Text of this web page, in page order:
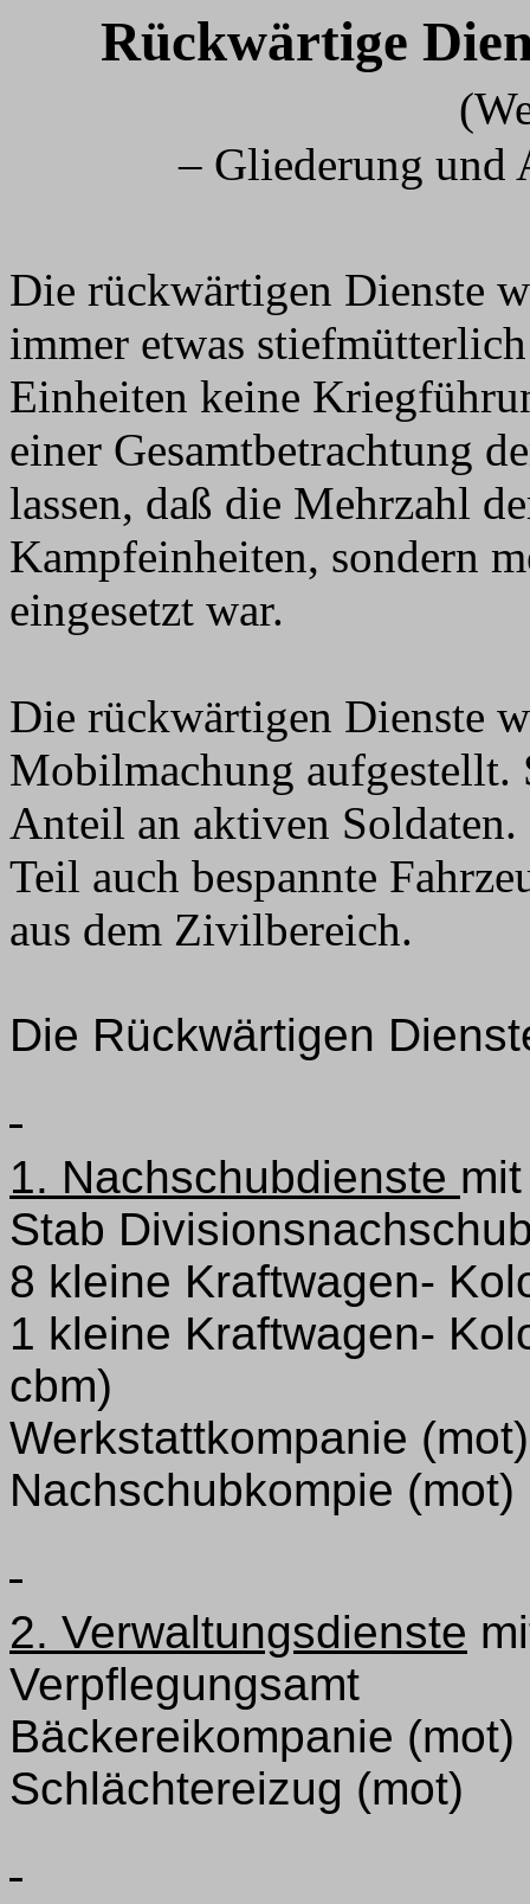
Rückwärtige
– Gliederung und
Die rückwärtigen Dienste
immer etwas
Einheiten keine
einer Gesamtbetrachtung
lassen, daß die Mehrzahl
Kampfeinheiten, sondern
eingesetzt war.
Die rückwärtigen Dienste
Mobilmachung aufgestellt.
Anteil an aktiven
Teil auch bespannte
aus dem Zivilbereich.
Die Rückwärtigen
1. Nachschubdienste mit
Stab
8 kleine Kraftwagen-
1 kleine Kraftwagen-
cbm)
Werkstattkompanie (mot)
Nachschubkompie (mot)
2. Verwaltungsdienste
Verpflegungsamt
Bäckereikompanie (mot)
Schlächtereizug (mot)